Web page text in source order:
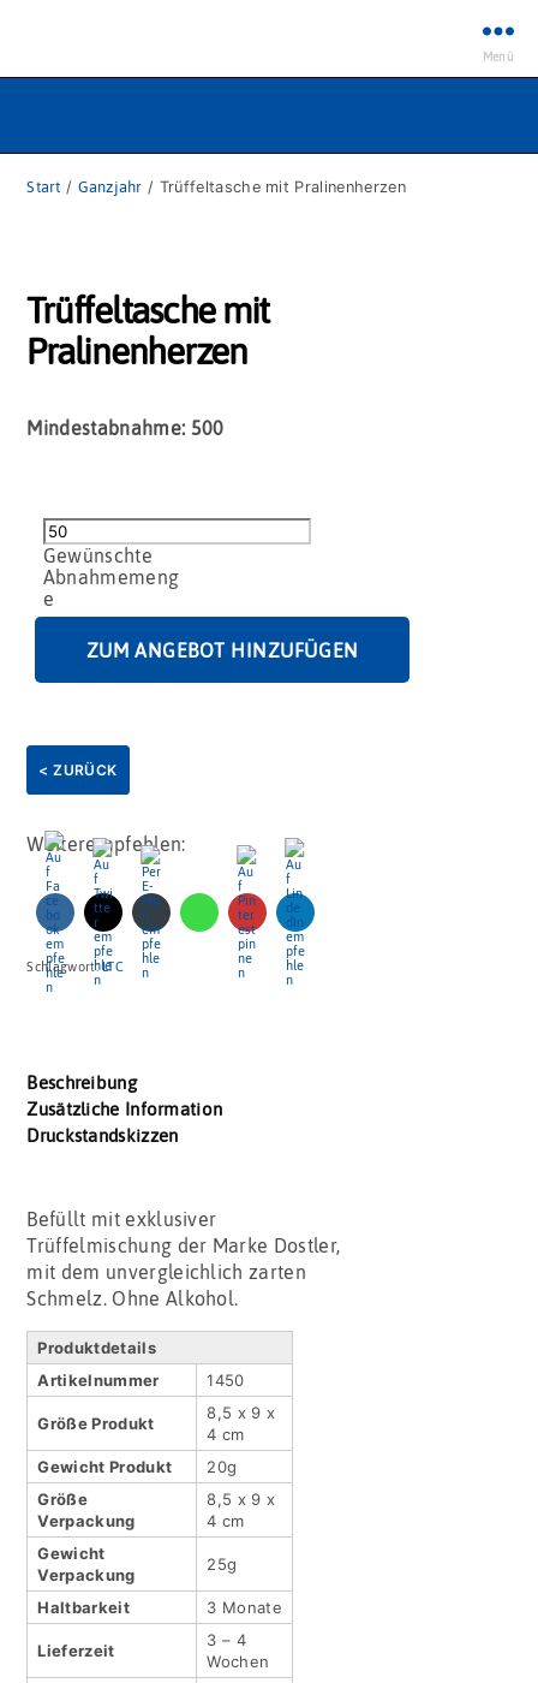
Menü
Start / Ganzjahr / Trüffeltasche mit Pralinenherzen
Trüffeltasche mit
Pralinenherzen
Mindestabnahme: 500
Trüffeltasche
mit
Pralinenherzen
Menge
ZUM ANGEBOT HINZUFÜGEN
< ZURÜCK
Weiterempfehlen:
Schlagwort:LTC
Beschreibung
Zusätzliche Information
Druckstandskizzen
Befüllt mit exklusiver
Trüffelmischung der Marke Dostler,
mit dem unvergleichlich zarten
Schmelz. Ohne Alkohol.
Produktdetails
Artikel­nummer
1450
Größe Produkt
8,5 x 9 x
4 cm
Gewicht Produkt
20g
Größe
Verpackung
8,5 x 9 x
4 cm
Gewicht
Verpackung
25g
Haltbar­keit 3 Monate
Lieferzeit
3 – 4
Wochen